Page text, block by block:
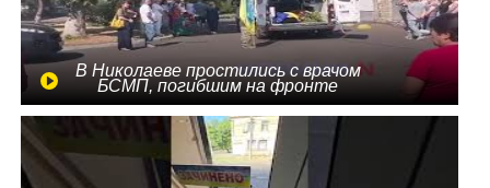
В Николаеве простились с врачом
БСМП, погибшим на фронте